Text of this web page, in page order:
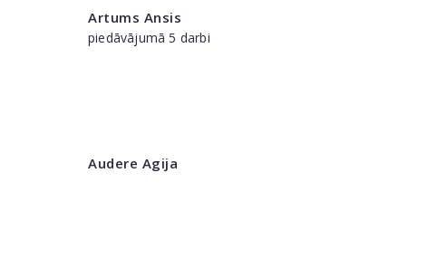
Artums Ansis
piedāvājumā 5 darbi
Audere Agija